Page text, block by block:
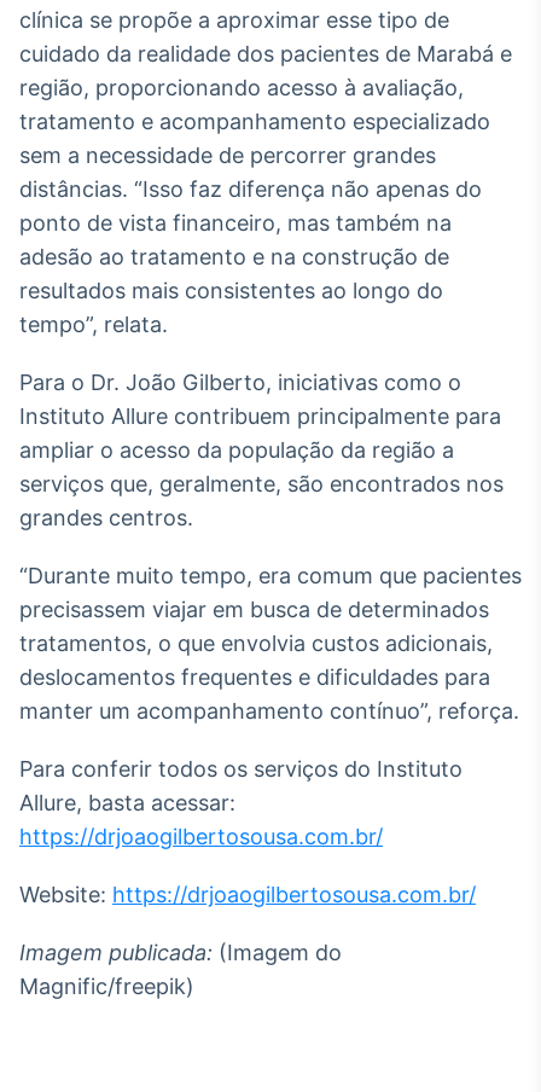
clínica se propõe a aproximar esse tipo de
cuidado da realidade dos pacientes de Marabá e
região, proporcionando acesso à avaliação,
tratamento e acompanhamento especializado
sem a necessidade de percorrer grandes
distâncias. “Isso faz diferença não apenas do
ponto de vista financeiro, mas também na
adesão ao tratamento e na construção de
resultados mais consistentes ao longo do
tempo”, relata.
Para o Dr. João Gilberto, iniciativas como o
Instituto Allure contribuem principalmente para
ampliar o acesso da população da região a
serviços que, geralmente, são encontrados nos
grandes centros.
“Durante muito tempo, era comum que pacientes
precisassem viajar em busca de determinados
tratamentos, o que envolvia custos adicionais,
deslocamentos frequentes e dificuldades para
manter um acompanhamento contínuo”, reforça.
Para conferir todos os serviços do Instituto
Allure, basta acessar:
https://drjoaogilbertosousa.com.br/
Website: https://drjoaogilbertosousa.com.br/
Imagem publicada: (Imagem do
Magnific/freepik)